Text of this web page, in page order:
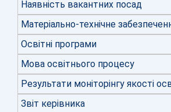
Наявність вакантних посад
Матеріально-технічне
Освітні програми
Мова освітнього процесу
Результати моніторінгу якості
Звіт керівника